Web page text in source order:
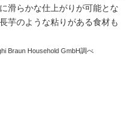
滑らかな仕上がりが可能とな
芋のような粘りがある食材も
Braun Household GmbH調べ